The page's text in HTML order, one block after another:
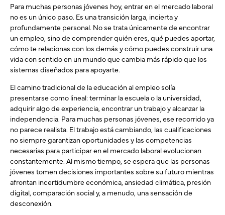
Para muchas personas jóvenes hoy, entrar en el mercado laboral
no es un único paso. Es una transición larga, incierta y
profundamente personal. No se trata únicamente de encontrar
un empleo, sino de comprender quién eres, qué puedes aportar,
cómo te relacionas con los demás y cómo puedes construir una
vida con sentido en un mundo que cambia más rápido que los
sistemas diseñados para apoyarte.
El camino tradicional de la educación al empleo solía
presentarse como lineal: terminar la escuela o la universidad,
adquirir algo de experiencia, encontrar un trabajo y alcanzar la
independencia. Para muchas personas jóvenes, ese recorrido ya
no parece realista. El trabajo está cambiando, las cualificaciones
no siempre garantizan oportunidades y las competencias
necesarias para participar en el mercado laboral evolucionan
constantemente. Al mismo tiempo, se espera que las personas
jóvenes tomen decisiones importantes sobre su futuro mientras
afrontan incertidumbre económica, ansiedad climática, presión
digital, comparación social y, a menudo, una sensación de
desconexión.